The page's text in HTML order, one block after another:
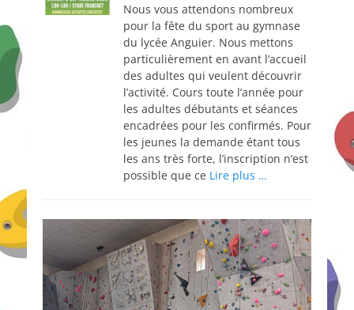
Nous vous attendons nombreux
pour la fête du sport au gymnase
du lycée Anguier. Nous mettons
particulièrement en avant l’accueil
des adultes qui veulent découvrir
l’activité. Cours toute l’année pour
les adultes débutants et séances
encadrées pour les confirmés. Pour
les jeunes la demande étant tous
les ans très forte, l’inscription n’est
possible que ce Lire plus …